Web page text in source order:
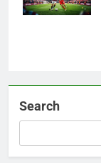
Search